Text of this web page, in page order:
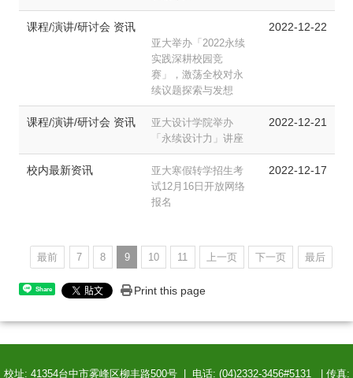
课程/演讲/研讨会 资讯
亚大举办「2022永续
实践深耕校园竞
赛」，激荡全校对永
续议题探索与发想
2022-12-22
课程/演讲/研讨会 资讯
亚大设计学院举办
「永续设计力」讲座
2022-12-21
校内最新资讯
亚大寒假转学招生考
试12月16日开放网络
报名
2022-12-17
最前 7 8 9 10 11 上一页 下一页 最后
Share Print this page
校址: 41354台中市雾峰区柳丰路500号 | 电话: (04)2332-3456#5131 | 传真: